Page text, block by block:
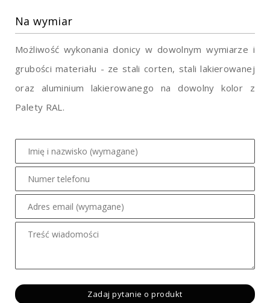
Na wymiar
Możliwość wykonania donicy w dowolnym wymiarze i
grubości materiału - ze stali corten, stali lakierowanej
oraz aluminium lakierowanego na dowolny kolor z
Palety RAL.